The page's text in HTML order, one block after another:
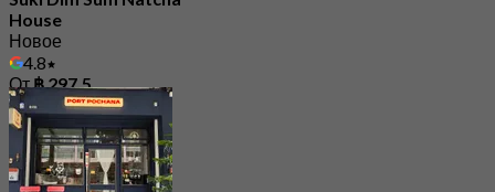
House
Новое
4.8
От฿ 297.5